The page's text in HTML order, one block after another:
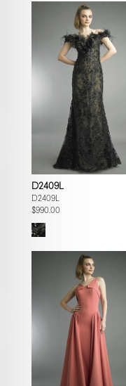
D2409L
D2409L
$990.00